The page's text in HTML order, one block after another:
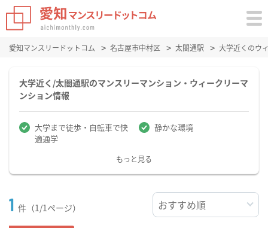
愛知マンスリードットコム 名古屋市中村区 太閤通駅 大学近くのウ
大学近く/太閤通駅のマンスリーマンション・ウィークリーマ
ンション情報
大学まで徒歩・自転車で快
適通学
静かな環境
もっと見る
1 件（1/1ページ）